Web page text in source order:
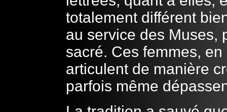
totalement différent
au service des Muses,
sacré. Ces femmes,
articulent de manière
parfois même